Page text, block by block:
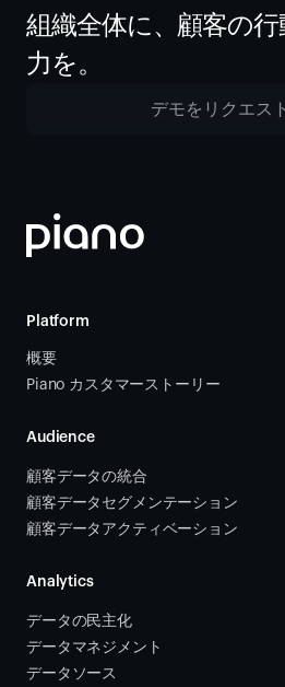
組織全体に、顧客の行
力を。
デモをリクエス
Platform
概要
Piano カスタマーストーリー
Audience
顧客データの統合
顧客データセグメンテーション
顧客データアクティベーション
Analytics
データの民主化
データマネジメント
データソース